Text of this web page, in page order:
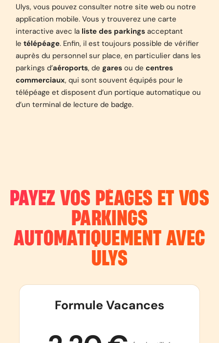
Ulys, vous pouvez consulter notre site web ou notre
application mobile. Vous y trouverez une carte
interactive avec la liste des parkings acceptant
le télépéage. Enfin, il est toujours possible de vérifier
auprès du personnel sur place, en particulier dans les
parkings d’aéroports, de gares ou de centres
commerciaux, qui sont souvent équipés pour le
télépéage et disposent d’un portique automatique ou
d’un terminal de lecture de badge.
PAYEZ VOS PÉAGES ET VOS
PARKINGS
AUTOMATIQUEMENT AVEC
ULYS
Formule Vacances